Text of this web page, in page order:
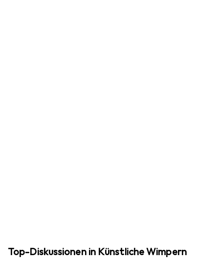
Top-Diskussionen in Künstliche Wimpern